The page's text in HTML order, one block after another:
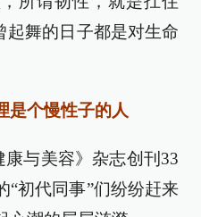
起舞的日子都是对生命
是个慢性子的人
康与美容》杂志创刊33
“初代同事”们纷纷赶来